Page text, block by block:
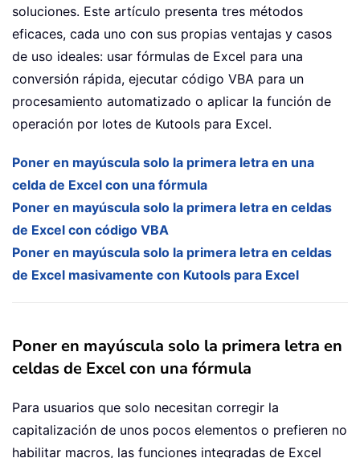
soluciones. Este artículo presenta tres métodos
eficaces, cada uno con sus propias ventajas y casos
de uso ideales: usar fórmulas de Excel para una
conversión rápida, ejecutar código VBA para un
procesamiento automatizado o aplicar la función de
operación por lotes de Kutools para Excel.
Poner en mayúscula solo la primera letra en una
celda de Excel con una fórmula
Poner en mayúscula solo la primera letra en celdas
de Excel con código VBA
Poner en mayúscula solo la primera letra en celdas
de Excel masivamente con Kutools para Excel
Poner en mayúscula solo la primera letra en
celdas de Excel con una fórmula
Para usuarios que solo necesitan corregir la
capitalización de unos pocos elementos o prefieren no
habilitar macros, las funciones integradas de Excel